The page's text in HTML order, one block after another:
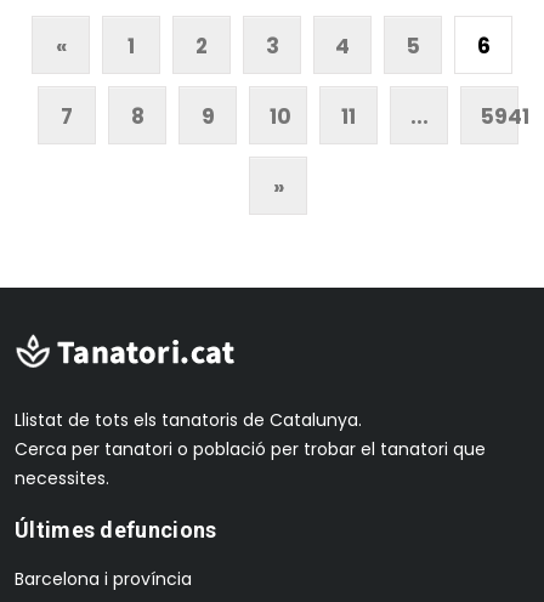
« 1 2 3 4 5 6
7 8 9 10 11 ... 5941
»
Llistat de tots els tanatoris de Catalunya.
Cerca per tanatori o població per trobar el tanatori que
necessites.
Últimes defuncions
Barcelona i província